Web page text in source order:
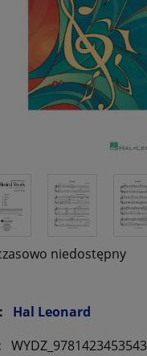
niedostępny
Hal Leonard
WYDZ_9781423453543